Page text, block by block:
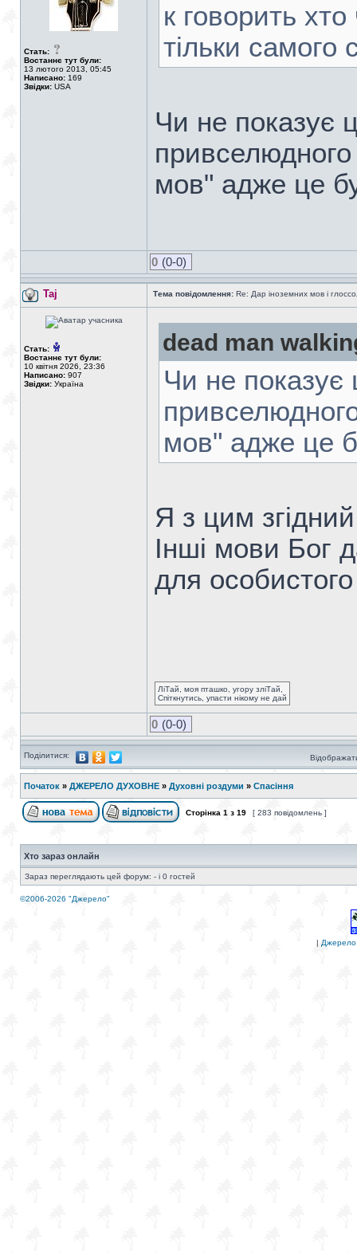
Стать:
Востаннє тут були:
13 лютого 2013, 05:45
Написано: 169
Звідки: USA
к говорить
тільки
Чи не показує
мов" адже це
0 (0-0)
Taj Тема повідомлення: Re: Дар іноземних мов і
Стать:
Востаннє тут були:
10 квітня 2026, 23:36
Написано: 907
Звідки: Україна
dead man
Чи не показує
мов" адже це
Я з цим
Інші мови Бог
для
ЛіТай, моя пташко, угору зліТай,
Спіткнутись, упасти нікому не дай
0 (0-0)
Поділитися:
Початок » ДЖЕРЕЛО ДУХОВНЕ » Духовні роздуми » Спасіння
Сторінка 1 з 19 [ 283 повідомлень ]
Хто зараз онлайн
Зараз переглядають цей форум: - і 0 гостей
©2006-2026 "Джерело"
| Джерело